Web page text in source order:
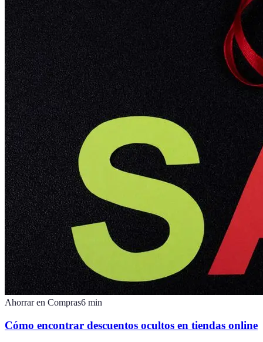
Ahorrar en Compras6 min
Cómo encontrar descuentos ocultos en tiendas online